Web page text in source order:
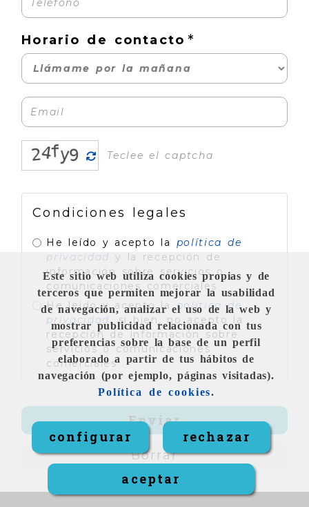
Este sitio web utiliza cookies propias y de
terceros que permiten mejorar la usabilidad
de navegación, analizar el uso de la web y
mostrar publicidad relacionada con tus
preferencias sobre la base de un perfil
elaborado a partir de tus hábitos de
navegación (por ejemplo, páginas visitadas).
Política de cookies.
configurar rechazar
aceptar
Horario de contacto
Condiciones legales
He leído y acepto la política de
privacidad y la recepción de
información sobre servicios o
comunicaciones comerciales
He leído y acepto lapolítica de
privacidad, si bien, no acepto la
recepción de información sobre
servicios o comunicaciones
comerciales
Enviar
Borrar